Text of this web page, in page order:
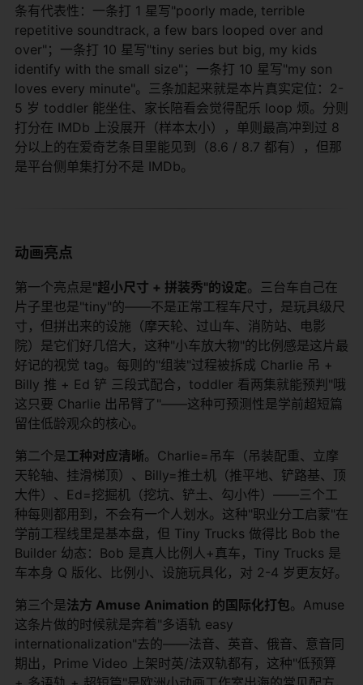
条有代表性：一条打 1 星写"poorly made, terrible
repetitive soundtrack, a few bars looped over and
over"；一条打 10 星写"tiny series but big, my kids
identify with the small size"；一条打 10 星写"my son
loves every minute"。三条加起来就是本片真实定位：2-
5 岁 toddler 能坐住、家长陪看会觉得配乐 loop 烦。分则
打分在 IMDb 上没展开（样本太小），单则最高冲到过 8
分以上的在爱奇艺条目里能见到（8.6 / 8.7 都有），但那
是平台侧单集打分不是 IMDb。
动画亮点
第一个亮点是"超小尺寸 + 拼装秀"的设定。三台车自己在
片子里也是"tiny"的——不是正常工程车尺寸，是玩具级尺
寸，但拼出来的设施（摩天轮、过山车、消防站、电影
院）是它们好几倍大，这种"小车放大物"的比例感是这片最
好记的视觉 tag。每则的"组装"过程被拆成 Charlie 吊 +
Billy 推 + Ed 铲 三段式配合，toddler 看两集就能预判"哦
这只要 Charlie 出吊臂了"——这种可预测性是学前超短篇
留住低龄观众的核心。
第二个是工种对应清晰。Charlie=吊车（吊装配重、立摩
天轮轴、挂滑梯顶）、Billy=推土机（推平地、铲路基、顶
大件）、Ed=挖掘机（挖坑、铲土、勾小件）——三个工
种每则都用到，不会有一个人划水。这种"职业分工启蒙"在
学前工程线里是基本盘，但 Tiny Trucks 做得比 Bob the
Builder 幼态：Bob 是真人比例人+真车，Tiny Trucks 是
车本身 Q 版化、比例小、设施玩具化，对 2-4 岁更友好。
第三个是法方 Amuse Animation 的国际化打包。Amuse
这条片做的时候就是奔着"多语轨 easy
internationalization"去的——法音、英音、俄音、意音同
期出，Prime Video 上架时英/法双轨都有，这种"低预算